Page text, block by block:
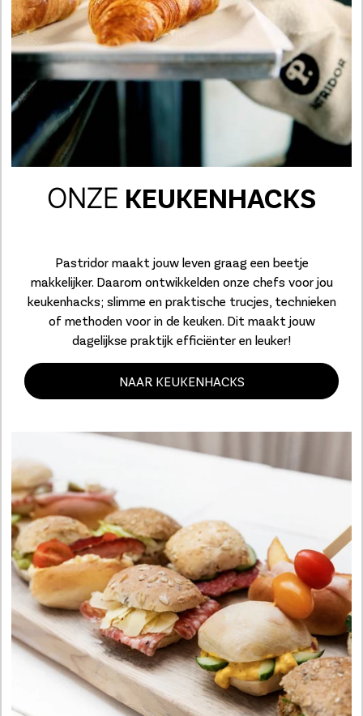
ONZE KEUKENHACKS
Pastridor maakt jouw leven graag een beetje
makkelijker. Daarom ontwikkelden onze chefs voor jou
keukenhacks; slimme en praktische trucjes, technieken
of methoden voor in de keuken. Dit maakt jouw
dagelijkse praktijk efficiënter en leuker!
NAAR KEUKENHACKS